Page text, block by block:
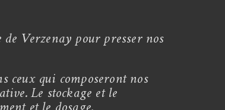
Verzenay pour presser nos
qui composeront nos
Le stockage et le